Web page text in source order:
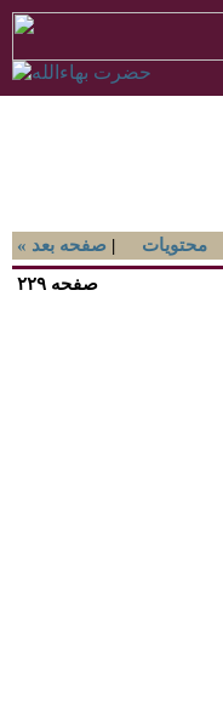
« صفحه بعد | محتويات